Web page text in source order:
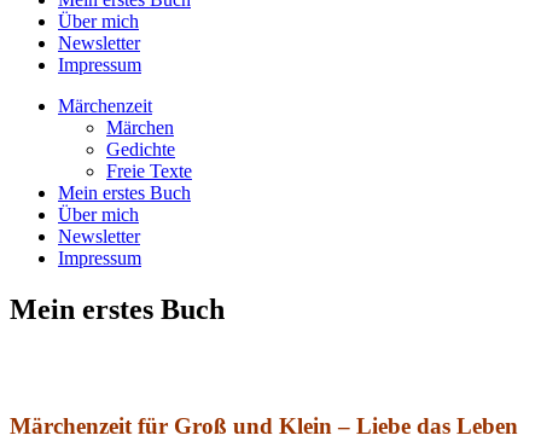
Über mich
Newsletter
Impressum
Märchenzeit
Märchen
Gedichte
Freie Texte
Mein erstes Buch
Über mich
Newsletter
Impressum
Mein erstes Buch
Märchenzeit für Groß und Klein – Liebe das Leben